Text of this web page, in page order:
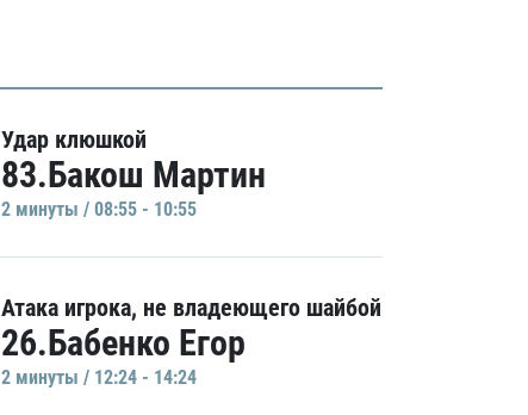
Удар клюшкой
83.Бакош Мартин
2 минуты / 08:55 - 10:55
Атака игрока, не владеющего шайбой
26.Бабенко Егор
2 минуты / 12:24 - 14:24